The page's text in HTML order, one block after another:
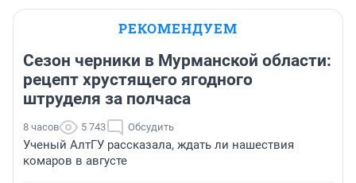
РЕКОМЕНДУЕМ
Сезон черники в Мурманской области:
рецепт хрустящего ягодного
штруделя за полчаса
8 часов 5 743 Обсудить
Ученый АлтГУ рассказала, ждать ли нашествия
комаров в августе